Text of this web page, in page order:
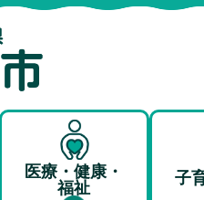
医療・健康・
福祉
子